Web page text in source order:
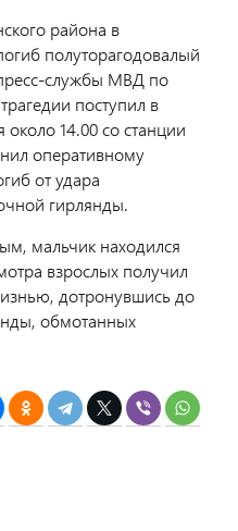
района в
полуторагодовалый
службы МВД по
поступил в
14.00 со станции
оперативному
от удара
гирлянды.
мальчик находился
взрослых получил
дотронувшись до
обмотанных